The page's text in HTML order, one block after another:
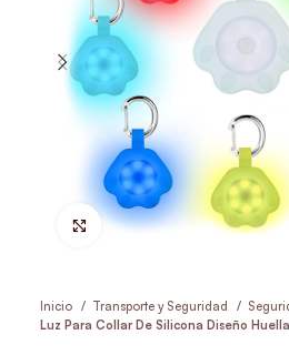
Hacer Zoom
Inicio Transporte y Seguridad
Luz Para Collar De Silicona Diseño Huella